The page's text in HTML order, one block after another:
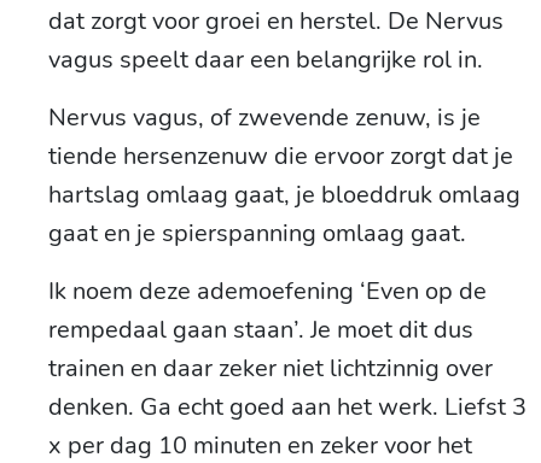
dat zorgt voor groei en herstel. De Nervus
vagus speelt daar een belangrijke rol in.
Nervus vagus, of zwevende zenuw, is je
tiende hersenzenuw die ervoor zorgt dat je
hartslag omlaag gaat, je bloeddruk omlaag
gaat en je spierspanning omlaag gaat.
Ik noem deze ademoefening ‘Even op de
rempedaal gaan staan’. Je moet dit dus
trainen en daar zeker niet lichtzinnig over
denken. Ga echt goed aan het werk. Liefst 3
x per dag 10 minuten en zeker voor het